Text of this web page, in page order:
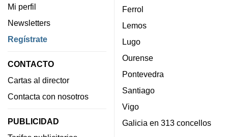
Mi perfil
Newsletters
Regístrate
CONTACTO
Cartas al director
Contacta con nosotros
PUBLICIDAD
Ferrol
Lemos
Lugo
Ourense
Pontevedra
Santiago
Vigo
Galicia en 313 concellos